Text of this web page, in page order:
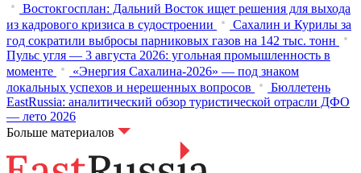
Востокгосплан: Дальний Восток ищет решения для выхода
из кадрового кризиса в судостроении
Сахалин и Курилы за
год сократили выбросы парниковых газов на 142 тыс. тонн
Пульс угля — 3 августа 2026: угольная промышленность в
моменте
«Энергия Сахалина-2026» — под знаком
локальных успехов и нерешенных вопросов
Бюллетень
EastRussia: аналитический обзор туристической отрасли ДФО
— лето 2026
Больше материалов